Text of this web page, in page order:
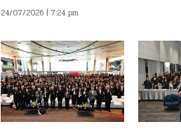
24/07/2026 | 7:24 pm